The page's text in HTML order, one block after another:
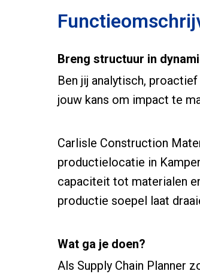
Breng structuur in
Ben jij analytisch,
jouw kans om impact te
Carlisle Construction
productielocatie in
capaciteit tot materialen
productie soepel laat
Wat ga je doen?
Als Supply Chain Planner